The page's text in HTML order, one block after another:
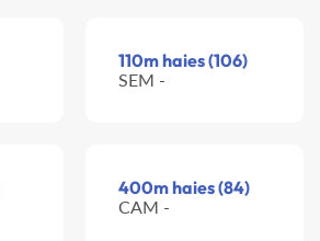
110m haies (106)
SEM -
400m haies (84)
CAM -